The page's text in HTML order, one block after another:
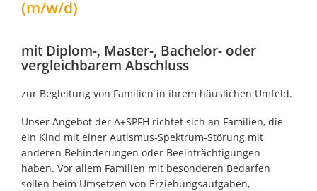
(m/w/d)
mit Diplom-, Master-, Bachelor- oder
vergleichbarem Abschluss
zur Begleitung von Familien in ihrem häuslichen Umfeld.
Unser Angebot der A+SPFH richtet sich an Familien, die
ein Kind mit einer Autismus-Spektrum-Störung mit
anderen Behinderungen oder Beeinträchtigungen
haben. Vor allem Familien mit besonderen Bedarfen
sollen beim Umsetzen von Erziehungsaufgaben,